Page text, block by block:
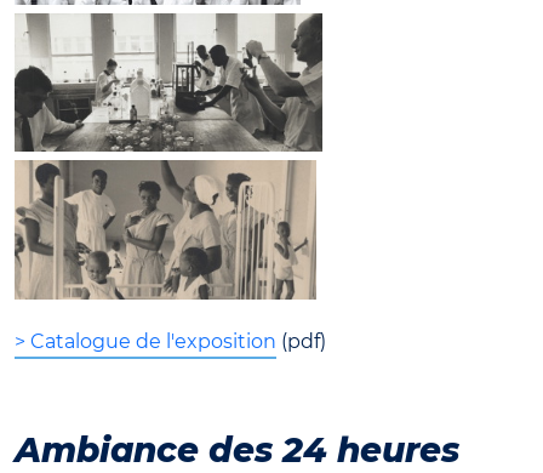
> Catalogue de l'exposition (pdf)
Ambiance des 24 heures